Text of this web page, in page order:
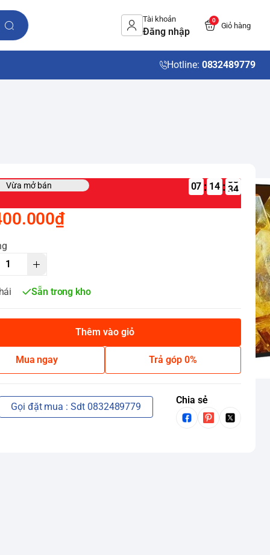
Tài khoản
Đăng nhập
0
Giỏ hàng
Hotline: 0832489779
Vừa mở bán 07 : :
Sẵn trong kho
Thêm vào giỏ
Mua ngay Trả góp 0%
Gọi đặt mua : Sdt 0832489779
Chia sẻ